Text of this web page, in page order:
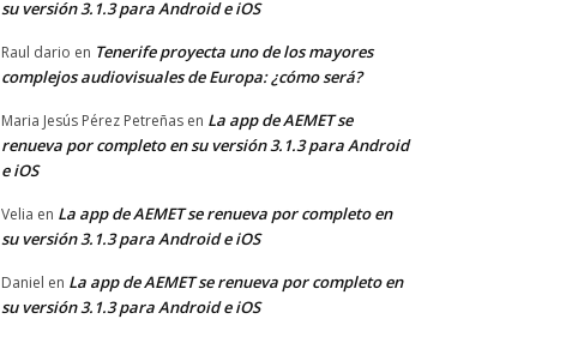
su versión 3.1.3 para Android e iOS
Raul dario en Tenerife proyecta uno de los mayores
complejos audiovisuales de Europa: ¿cómo será?
Maria Jesús Pérez Petreñas en La app de AEMET se
renueva por completo en su versión 3.1.3 para Android
e iOS
Velia en La app de AEMET se renueva por completo en
su versión 3.1.3 para Android e iOS
Daniel en La app de AEMET se renueva por completo en
su versión 3.1.3 para Android e iOS